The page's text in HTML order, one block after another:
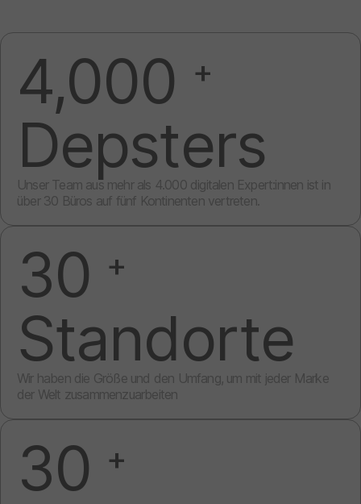
4,000 +
Depsters
Unser Team aus mehr als 4.000 digitalen Expert:innen ist in
über 30 Büros auf fünf Kontinenten vertreten.
30 +
Standorte
Wir haben die Größe und den Umfang, um mit jeder Marke
der Welt zusammenzuarbeiten
30 +